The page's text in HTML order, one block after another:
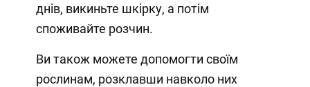
днів, викиньте шкірку, а потім
споживайте розчин.
Ви також можете допомогти своїм
рослинам, розклавши навколо них